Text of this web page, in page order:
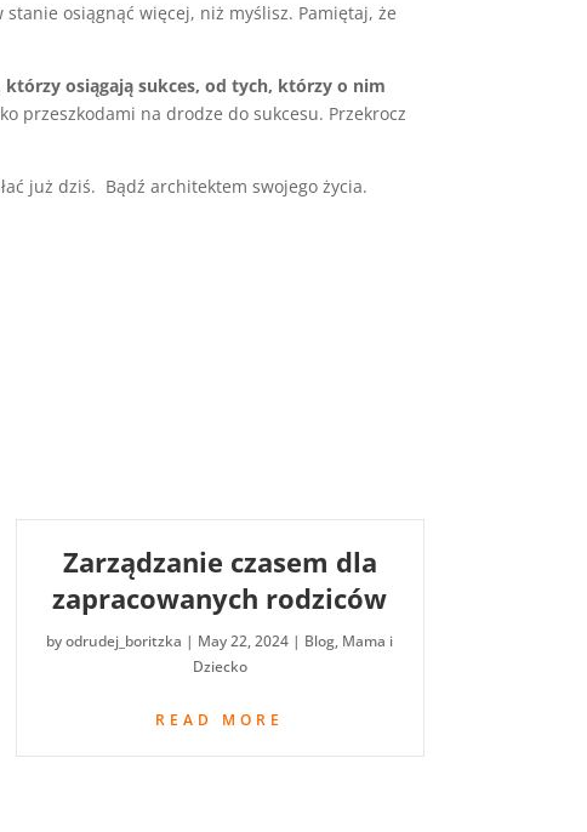
osiągnąć więcej, niż myślisz. Pamiętaj, że
osiągają sukces, od tych, którzy o nim
przeszkodami na drodze do sukcesu. Przekrocz
już dziś. Bądź architektem swojego życia.
Zarządzanie czasem dla
zapracowanych rodziców
byodrudej_boritzka | May 22, 2024 | Blog, Mama i
Dziecko
READ MORE